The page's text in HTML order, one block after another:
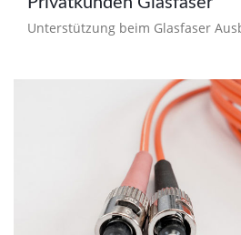
Unterstützung beim Glasfaser